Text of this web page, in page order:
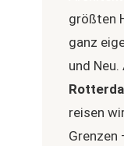
größten
ganz
und Neu.
reisen
Grenzen